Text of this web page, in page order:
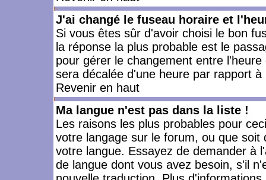
J'ai changé le fuseau horaire et
Si vous êtes sûr d'avoir choisi le bon
la réponse la plus probable est le
pour gérer le changement entre
sera décalée d'une heure par rapport à
Revenir en haut
Ma langue n'est pas dans la liste !
Les raisons les plus probables pour
votre langage sur le forum, ou que
votre langue. Essayez de demander à
de langue dont vous avez besoin, s'il